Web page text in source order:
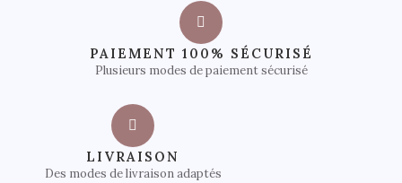
PAIEMENT 100% SÉCURISÉ
Plusieurs modes de paiement sécurisé
LIVRAISON
Des modes de livraison adaptés